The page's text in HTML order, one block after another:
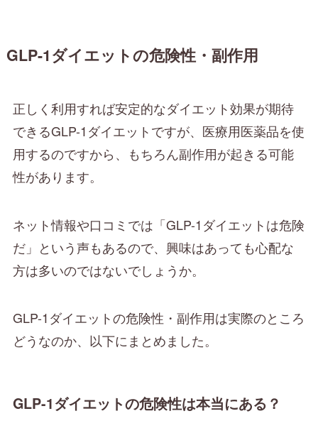
GLP-1ダイエットの危険性・副作用
正しく利用すれば安定的なダイエット効果が期待
できるGLP-1ダイエットですが、医療用医薬品を使
用するのですから、もちろん副作用が起きる可能
性があります。
ネット情報や口コミでは「GLP-1ダイエットは危険
だ」という声もあるので、興味はあっても心配な
方は多いのではないでしょうか。
GLP-1ダイエットの危険性・副作用は実際のところ
どうなのか、以下にまとめました。
GLP-1ダイエットの危険性は本当にある？